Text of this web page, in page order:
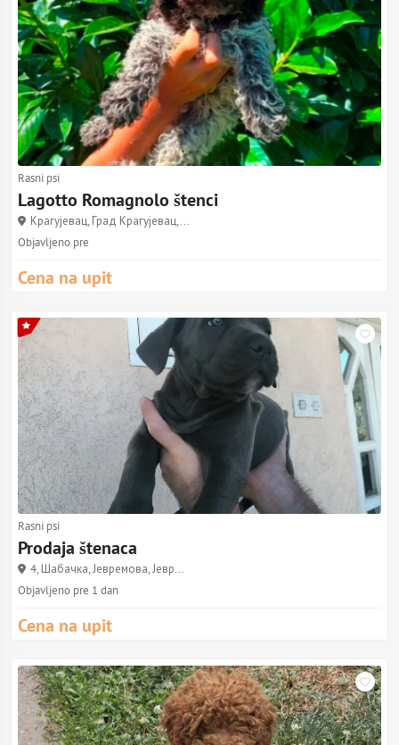
Rasni psi
Lagotto Romagnolo štenci
Крагујевац, Град Крагујевац,...
Objavljeno pre
Cena na upit
Rasni psi
Prodaja štenaca
4, Шабачка, Јевремова, Јевр...
Objavljeno pre 1 dan
Cena na upit